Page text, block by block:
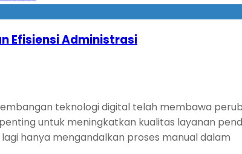
Efisiensi Administrasi
teknologi digital telah membawa
untuk meningkatkan kualitas layanan
hanya mengandalkan proses manual dalam